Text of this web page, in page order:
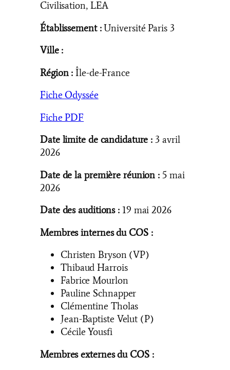
Civilisation, LEA
Établissement :Université Paris 3
Ville :
Région : Île-de-France
Fiche Odyssée
Fiche PDF
Date limite de candidature : 3 avril
2026
Date de la première réunion : 5 mai
2026
Date des auditions : 19 mai 2026
Membres internes du COS :
Christen Bryson (VP)
Thibaud Harrois
Fabrice Mourlon
Pauline Schnapper
Clémentine Tholas
Jean-Baptiste Velut (P)
Cécile Yousfi
Membres externes du COS :